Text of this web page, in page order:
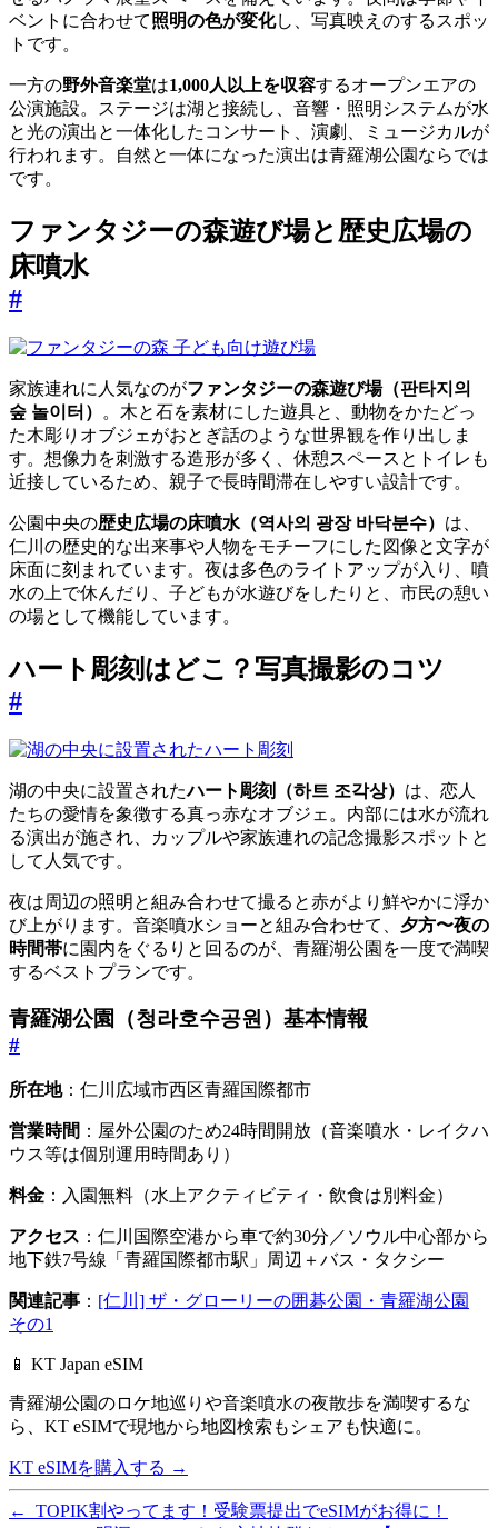
ベントに合わせて照明の色が変化し、写真映えのするスポッ
トです。
一方の野外音楽堂は1,000人以上を収容するオープンエアの
公演施設。ステージは湖と接続し、音響・照明システムが水
と光の演出と一体化したコンサート、演劇、ミュージカルが
行われます。自然と一体になった演出は青羅湖公園ならでは
です。
ファンタジーの森遊び場と歴史広場の
床噴水
#
家族連れに人気なのがファンタジーの森遊び場（판타지의
숲 놀이터）
。木と石を素材にした遊具と、動物をかたどっ
た木彫りオブジェがおとぎ話のような世界観を作り出しま
す。想像力を刺激する造形が多く、休憩スペースとトイレも
近接しているため、親子で長時間滞在しやすい設計です。
公園中央の歴史広場の床噴水（역사의 광장 바닥분수） は、
仁川の歴史的な出来事や人物をモチーフにした図像と文字が
床面に刻まれています。夜は多色のライトアップが入り、噴
水の上で休んだり、子どもが水遊びをしたりと、市民の憩い
の場として機能しています。
ハート彫刻はどこ？写真撮影のコツ
#
湖の中央に設置されたハート彫刻（하트 조각상） は、恋人
たちの愛情を象徴する真っ赤なオブジェ。内部には水が流れ
る演出が施され、カップルや家族連れの記念撮影スポットと
して人気です。
夜は周辺の照明と組み合わせて撮ると赤がより鮮やかに浮か
び上がります。音楽噴水ショーと組み合わせて、 夕方〜夜の
時間帯に園内をぐるりと回るのが、青羅湖公園を一度で満喫
するベストプランです。
青羅湖公園（청라호수공원）基本情報
#
所在地：仁川広域市西区青羅国際都市
営業時間 ：屋外公園のため24時間開放（音楽噴水・レイクハ
ウス等は個別運用時間あり）
料金 ：入園無料（水上アクティビティ・飲食は別料金）
アクセス ：仁川国際空港から車で約30分／ソウル中心部から
地下鉄7号線「青羅国際都市駅」周辺＋バス・タクシー
関連記事 ： [仁川] ザ・グローリーの囲碁公園・青羅湖公園
その1
📱 KT Japan eSIM
青羅湖公園のロケ地巡りや音楽噴水の夜散歩を満喫するな
ら、 KT eSIMで現地から地図検索もシェアも快適に。
KT eSIMを購入する →
←
TOPIK割やってます！受験票提出でeSIMがお得に！